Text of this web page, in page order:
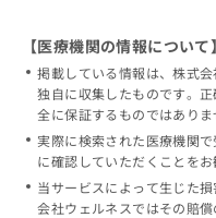
【医療機関の情報について】
掲載している情報は、株式
独自に収集したものです。
全に保証するものではありま
実際に検索された医療機関
に確認していただくことをお
当サービスによって生じた
会社ウェルネスではその賠